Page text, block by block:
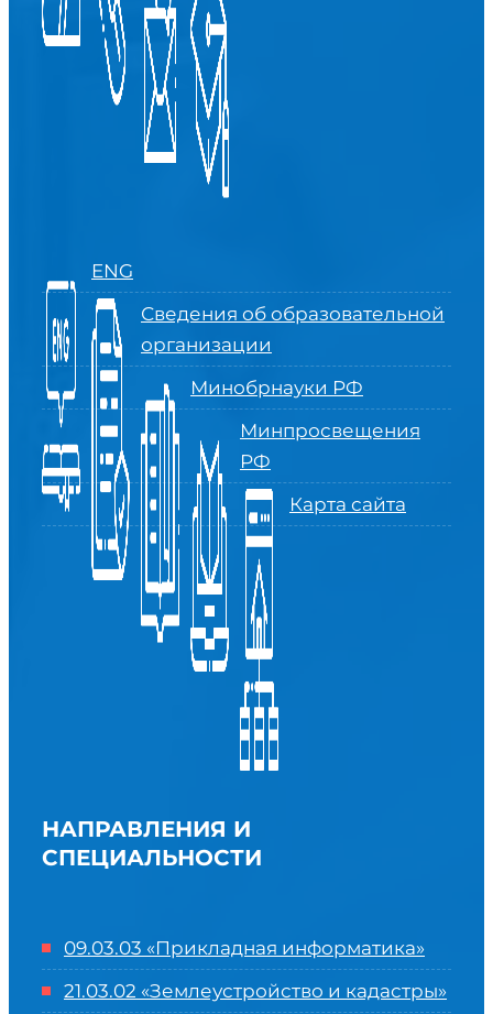
ENG
Сведения об образовательной
организации
Минобрнауки РФ
Минпросвещения
РФ
Карта сайта
НАПРАВЛЕНИЯ И
СПЕЦИАЛЬНОСТИ
09.03.03 «Прикладная информатика»
21.03.02 «Землеустройство и кадастры»